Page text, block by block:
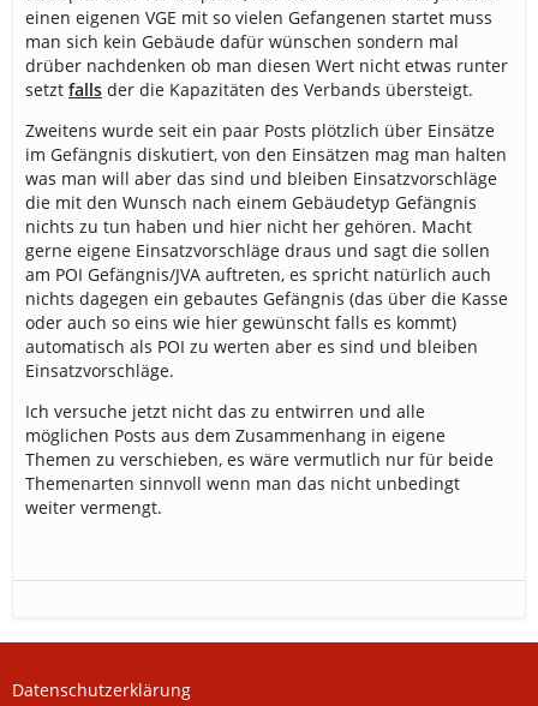
einen eigenen VGE mit so vielen Gefangenen startet muss
man sich kein Gebäude dafür wünschen sondern mal
drüber nachdenken ob man diesen Wert nicht etwas runter
setzt falls der die Kapazitäten des Verbands übersteigt.
Zweitens wurde seit ein paar Posts plötzlich über Einsätze
im Gefängnis diskutiert, von den Einsätzen mag man halten
was man will aber das sind und bleiben Einsatzvorschläge
die mit den Wunsch nach einem Gebäudetyp Gefängnis
nichts zu tun haben und hier nicht her gehören. Macht
gerne eigene Einsatzvorschläge draus und sagt die sollen
am POI Gefängnis/JVA auftreten, es spricht natürlich auch
nichts dagegen ein gebautes Gefängnis (das über die Kasse
oder auch so eins wie hier gewünscht falls es kommt)
automatisch als POI zu werten aber es sind und bleiben
Einsatzvorschläge.
Ich versuche jetzt nicht das zu entwirren und alle
möglichen Posts aus dem Zusammenhang in eigene
Themen zu verschieben, es wäre vermutlich nur für beide
Themenarten sinnvoll wenn man das nicht unbedingt
weiter vermengt.
Datenschutzerklärung